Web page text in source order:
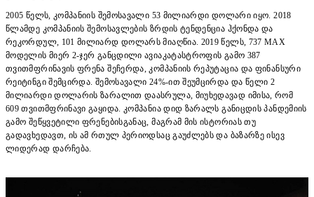
2005 წელს, კომპანიის შემოსავალი 53 მილიარდი დოლარი იყო. 2018
წლამდე კომპანიის შემოსავლების ზრდის ტენდენცია ჰქონდა და
რეკორდულ, 101 მილიარდ დოლარს მიაღწია. 2019 წელს, 737 MAX
მოდელის მიერ 2-ჯერ განცდილი ავიაკატასტროფის გამო 387
თვითმფრინავის ფრენა შეჩერდა, კომპანიის რეპუტაცია და ფინანსური
რეიტინგი შემცირდა. შემოსავალი 24%-ით შეუმცირდა და წელი 2
მილიარდი დოლარის ზარალით დაასრულა, მიუხედავად იმისა, რომ
609 თვითმფრინავი გაყიდა. კომპანია დიდ ზარალს განიცდის პანდემიის
გამო შეწყვეტილი ფრენებისგანაც, მაგრამ მის ისტორიას თუ
გადავხედავთ, ის ამ რთულ პერიოდსაც გაუძლებს და ბაზარზე ისევ
ლიდერად დარჩება.